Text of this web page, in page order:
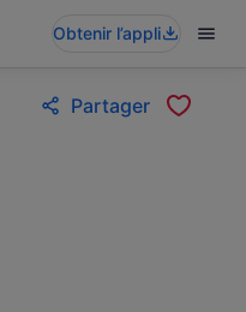
Obtenir l’appli
Partager